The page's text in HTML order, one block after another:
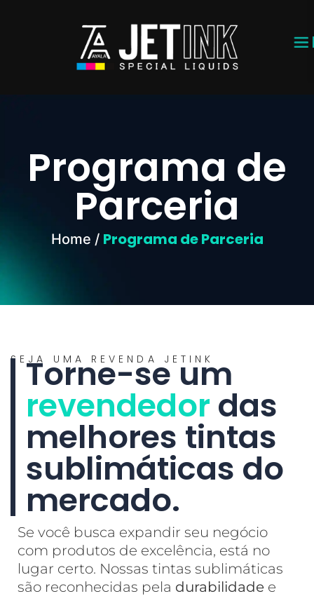
Programa de
Parceria
Home / Programa de Parceria
SEJA UMA REVENDA JETINK
Torne-se um
revendedor das
melhores tintas
sublimáticas do
mercado.
Se você busca expandir seu negócio
com produtos de excelência, está no
lugar certo. Nossas tintas sublimáticas
são reconhecidas pela durabilidade e